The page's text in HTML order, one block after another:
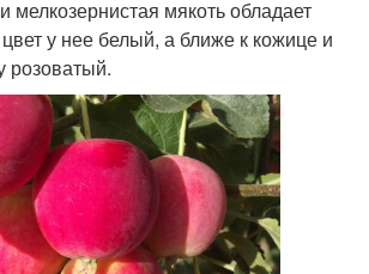
мелкозернистая мякоть обладает
у нее белый, а ближе к кожице и
розоватый.